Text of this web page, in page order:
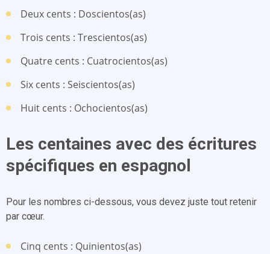
Deux cents : Doscientos(as)
Trois cents : Trescientos(as)
Quatre cents : Cuatrocientos(as)
Six cents : Seiscientos(as)
Huit cents : Ochocientos(as)
Les centaines avec des écritures
spécifiques en espagnol
Pour les nombres ci-dessous, vous devez juste tout retenir
par cœur.
Cinq cents : Quinientos(as)